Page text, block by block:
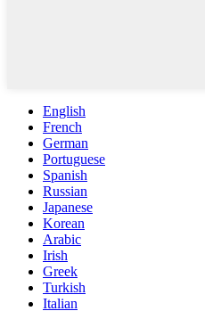
English
French
German
Portuguese
Spanish
Russian
Japanese
Korean
Arabic
Irish
Greek
Turkish
Italian